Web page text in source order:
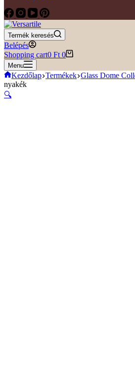
Termék keresés
Belépés
Shopping cart0 Ft 0
Menu
Kezdőlap Termékek Glass Dome
nyakék
🔍